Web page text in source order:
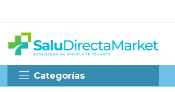
Categorías